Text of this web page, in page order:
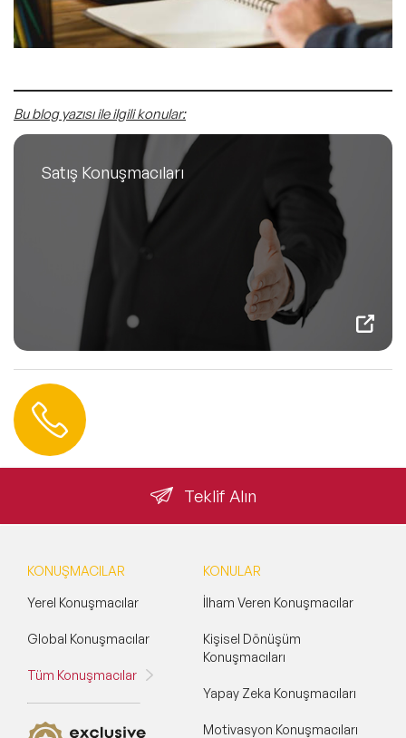
Bu blog yazısı ile ilgili konular:
Satış Konuşmacıları
Teklif Alın
KONUŞMACILAR
Yerel Konuşmacılar
Global Konuşmacılar
Tüm Konuşmacılar
KONULAR
İlham Veren Konuşmacılar
Kişisel Dönüşüm
Konuşmacıları
Yapay Zeka Konuşmacıları
Motivasyon Konuşmacıları